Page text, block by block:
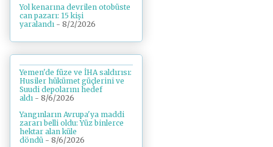
Yol kenarına devrilen otobüste
can pazarı: 15 kişi
yaralandı - 8/2/2026
Yemen'de füze ve İHA saldırısı:
Husiler hükümet güçlerini ve
Suudi depolarını hedef
aldı - 8/6/2026
Yangınların Avrupa'ya maddi
zararı belli oldu: Yüz binlerce
hektar alan küle
döndü - 8/6/2026